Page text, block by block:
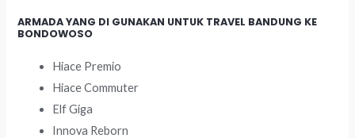
ARMADA YANG DI GUNAKAN UNTUK TRAVEL BANDUNG KE
BONDOWOSO
Hiace Premio
Hiace Commuter
Elf Giga
Innova Reborn